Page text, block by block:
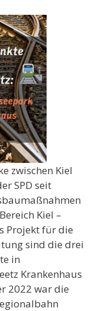
zwischen Kiel
SPD seit
Kiel –
Projekt für die
sind die drei
in
Krankenhaus
2022 war die